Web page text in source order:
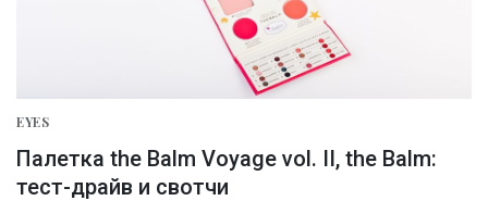
EYES
Палетка the Balm Voyage vol. II, the Balm:
тест-драйв и свотчи